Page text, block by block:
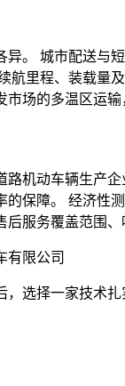
。 城市配送与
航里程、装载量
场的多温区运
路机动车辆生产
保障。 经济性
服务覆盖范围、
有限公司
，选择一家技术